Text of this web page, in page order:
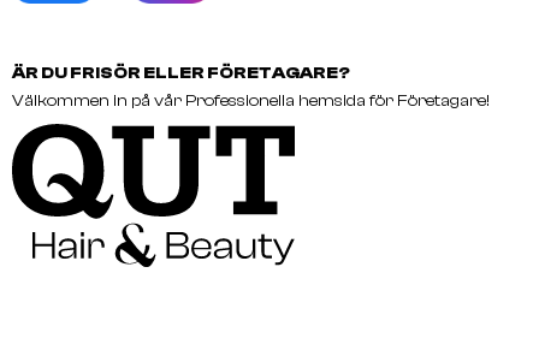
ÄR DU FRISÖR ELLER FÖRETAGARE?
Välkommen in på vår Professionella hemsida för Företagare!